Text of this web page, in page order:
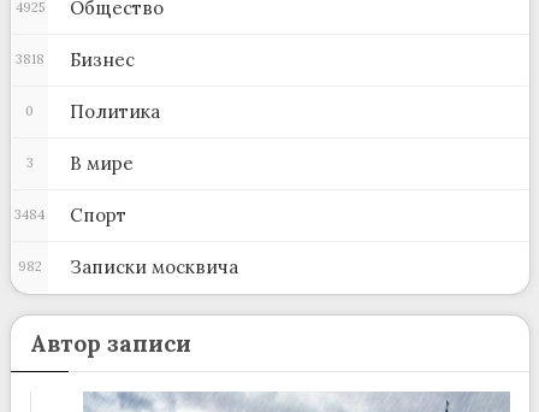
Общество
4925
Бизнес
3818
Политика
0
В мире
3
Спорт
3484
Записки москвича
982
Автор записи